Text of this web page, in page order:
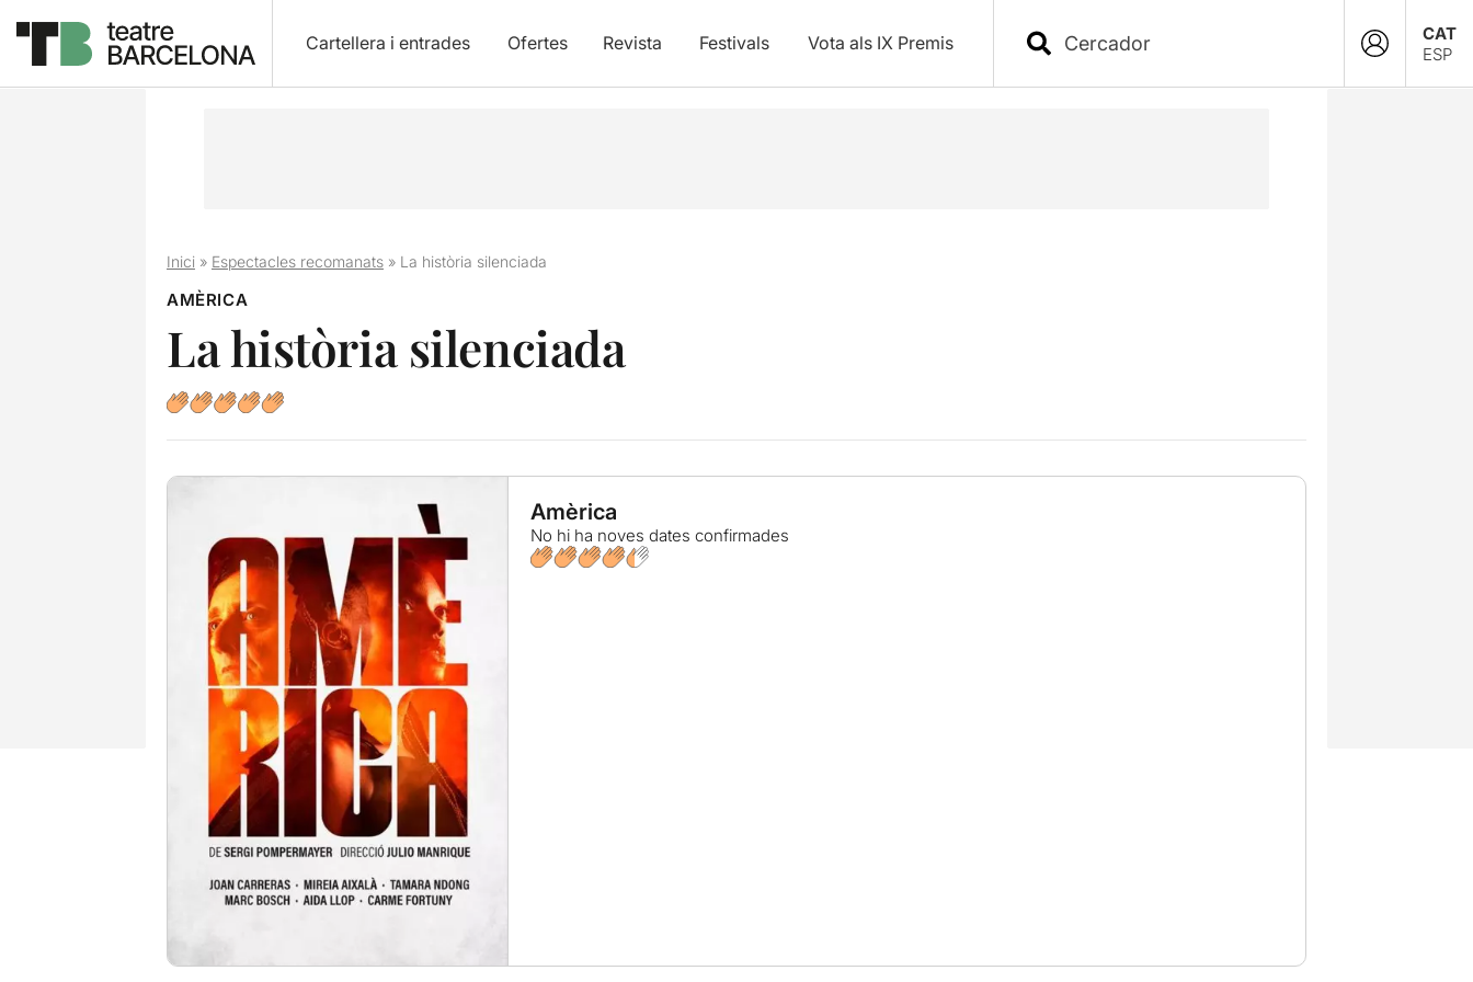
Cartellera i entrades Ofertes Revista Festivals Vota als IX Premis
CAT
ESP
Inici» Espectacles recomanats» La història silenciada
AMÈRICA
La història silenciada
Amèrica
No hi ha noves dates confirmades